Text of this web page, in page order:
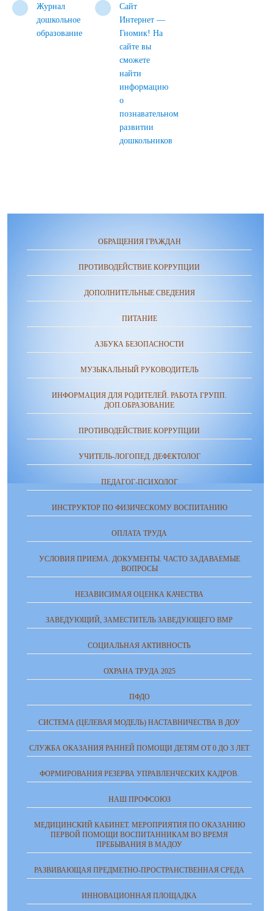
Журнал
дошкольное
образование
Cайт
Интернет —
Гномик! На
сайте вы
сможете
найти
информацию
о
познавательном
развитии
дошкольников
ОБРАЩЕНИЯ ГРАЖДАН
ПРОТИВОДЕЙСТВИЕ КОРРУПЦИИ
ДОПОЛНИТЕЛЬНЫЕ СВЕДЕНИЯ
ПИТАНИЕ
АЗБУКА БЕЗОПАСНОСТИ
МУЗЫКАЛЬНЫЙ РУКОВОДИТЕЛЬ
ИНФОРМАЦИЯ ДЛЯ РОДИТЕЛЕЙ. РАБОТА ГРУПП.
ДОП.ОБРАЗОВАНИЕ
ПРОТИВОДЕЙСТВИЕ КОРРУПЦИИ
УЧИТЕЛЬ-ЛОГОПЕД. ДЕФЕКТОЛОГ
ПЕДАГОГ-ПСИХОЛОГ
ИНСТРУКТОР ПО ФИЗИЧЕСКОМУ ВОСПИТАНИЮ
ОПЛАТА ТРУДА
УСЛОВИЯ ПРИЕМА. ДОКУМЕНТЫ. ЧАСТО ЗАДАВАЕМЫЕ
ВОПРОСЫ
НЕЗАВИСИМАЯ ОЦЕНКА КАЧЕСТВА
ЗАВЕДУЮЩИЙ, ЗАМЕСТИТЕЛЬ ЗАВЕДУЮЩЕГО ВМР
СОЦИАЛЬНАЯ АКТИВНОСТЬ
ОХРАНА ТРУДА 2025
ПФДО
СИСТЕМА (ЦЕЛЕВАЯ МОДЕЛЬ) НАСТАВНИЧЕСТВА В ДОУ
СЛУЖБА ОКАЗАНИЯ РАННЕЙ ПОМОЩИ ДЕТЯМ ОТ 0 ДО 3 ЛЕТ
ФОРМИРОВАНИЯ РЕЗЕРВА УПРАВЛЕНЧЕСКИХ КАДРОВ.
НАШ ПРОФСОЮЗ
МЕДИЦИНСКИЙ КАБИНЕТ. МЕРОПРИЯТИЯ ПО ОКАЗАНИЮ
ПЕРВОЙ ПОМОЩИ ВОСПИТАННИКАМ ВО ВРЕМЯ
ПРЕБЫВАНИЯ В МАДОУ
РАЗВИВАЮЩАЯ ПРЕДМЕТНО-ПРОСТРАНСТВЕННАЯ СРЕДА
ИННОВАЦИОННАЯ ПЛОЩАДКА